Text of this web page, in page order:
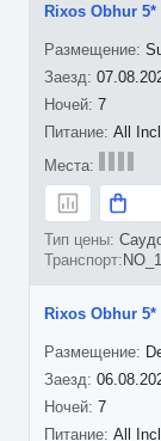
7
Rixos Obhur 5*
All
7
Rixos Obhur 5*
All